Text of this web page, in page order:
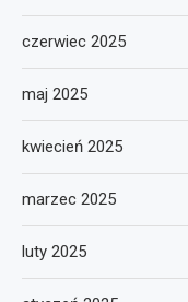
czerwiec 2025
maj 2025
kwiecień 2025
marzec 2025
luty 2025